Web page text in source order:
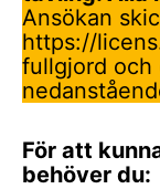
Ansökan
https://
fullgjord och
För att
behöver du: